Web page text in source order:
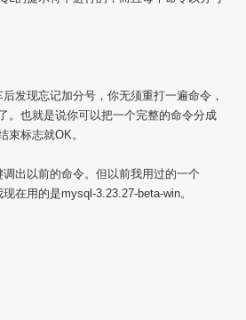
发现忘记加分号，你无须重打一遍命令，
。也就是说你可以把一个完整的命令分成
束标志就OK。
出以前的命令。但以前我用过的一个
在用的是mysql-3.23.27-beta-win。